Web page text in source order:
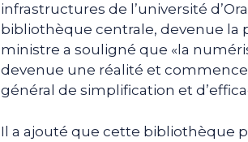
infrastructures de l’université
bibliothèque centrale, devenue la
ministre a souligné que «la
devenue une réalité et
général de simplification et
Il a ajouté que cette bibliothèque